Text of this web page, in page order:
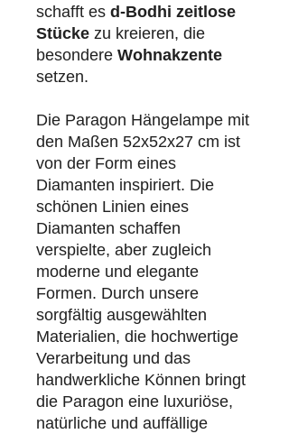
schafft es d-Bodhi zeitlose
Stücke zu kreieren, die
besondere Wohnakzente
setzen.
Die Paragon Hängelampe mit
den Maßen 52x52x27 cm ist
von der Form eines
Diamanten inspiriert. Die
schönen Linien eines
Diamanten schaffen
verspielte, aber zugleich
moderne und elegante
Formen. Durch unsere
sorgfältig ausgewählten
Materialien, die hochwertige
Verarbeitung und das
handwerkliche Können bringt
die Paragon eine luxuriöse,
natürliche und auffällige